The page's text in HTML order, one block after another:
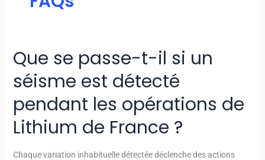
Que se passe-t-il si un
séisme est détecté
pendant les opérations de
Lithium de France ?
Chaque variation inhabituelle détectée déclenche des actions
Que
se
passe-
il
si
un